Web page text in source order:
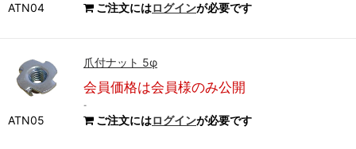
ATN04 ご注文にはログインが必要です
ATN05
爪付ナット 5φ
会員価格は会員様のみ公開
-
ご注文にはログインが必要です